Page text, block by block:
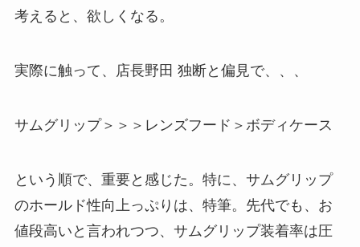
考えると、欲しくなる。
実際に触って、店長野田 独断と偏見で、、、
サムグリップ＞＞＞レンズフード＞ボディケース
という順で、重要と感じた。特に、サムグリップ
のホールド性向上っぷりは、特筆。先代でも、お
値段高いと言われつつ、サムグリップ装着率は圧